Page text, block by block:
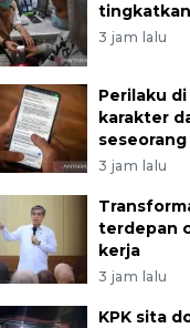
tingkatkan
3 jam lalu
Perilaku
karakter
seseorang
3 jam lalu
terdepan
kerja
3 jam lalu
KPK sita